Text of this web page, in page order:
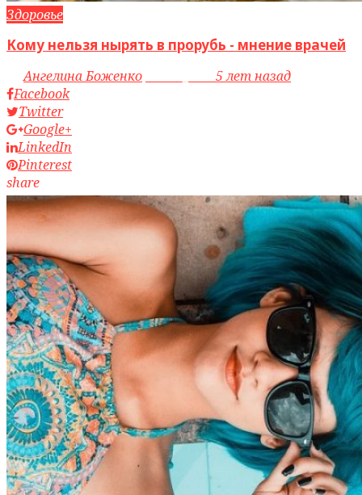
Здоровье
Кому нельзя нырять в прорубь - мнение врачей
byАнгелина Боженко
5 лет назад
Facebook
Twitter
Google+
LinkedIn
Pinterest
share